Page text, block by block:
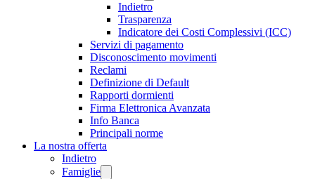
Indietro
Trasparenza
Indicatore dei Costi Complessivi (ICC)
Servizi di pagamento
Disconoscimento movimenti
Reclami
Definizione di Default
Rapporti dormienti
Firma Elettronica Avanzata
Info Banca
Principali norme
La nostra offerta
Indietro
Famiglie